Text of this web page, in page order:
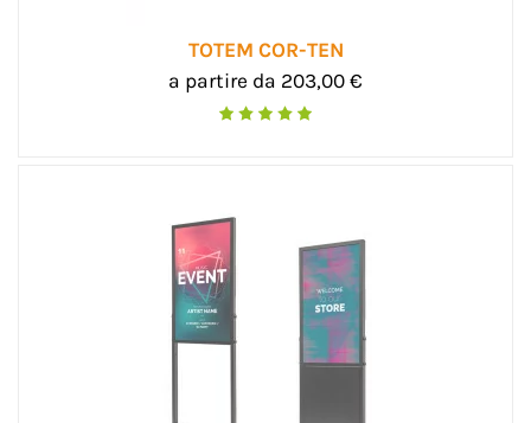
TOTEM COR-TEN
a partire da 203,00 €